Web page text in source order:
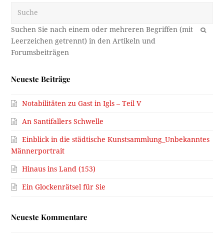
OK
Neueste Beiträge
Notabilitäten zu Gast in Igls – Teil V
An Santifallers Schwelle
Einblick in die städtische Kunstsammlung_Unbekanntes
Männerportrait
Hinaus ins Land (153)
Ein Glockenrätsel für Sie
Neueste Kommentare